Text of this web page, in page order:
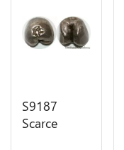
S9187
Scarce